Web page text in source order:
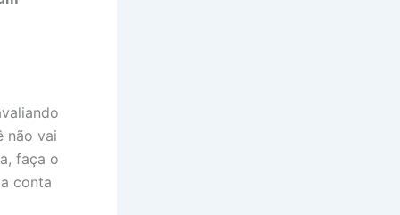
não vai
faça o
conta